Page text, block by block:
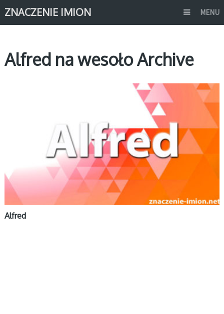
ZNACZENIE IMION MENU
Alfred na wesoło Archive
Alfred